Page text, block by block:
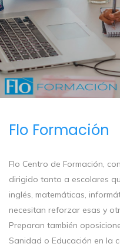
Flo Formación
Flo Centro de Formación,
dirigido tanto a escolares
inglés, matemáticas,
necesitan reforzar esas y
Preparan también
Sanidad o Educación en la